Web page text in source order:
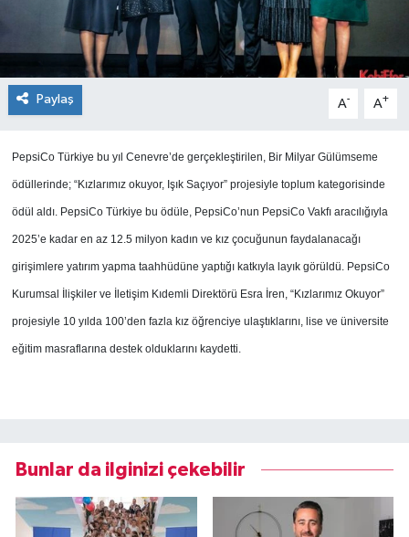
Paylaş A- A+
PepsiCo Türkiye bu yıl Cenevre’de gerçekleştirilen, Bir Milyar Gülümseme
ödüllerinde; “Kızlarımız okuyor, Işık Saçıyor” projesiyle toplum kategorisinde
ödül aldı. PepsiCo Türkiye bu ödüle, PepsiCo’nun PepsiCo Vakfı aracılığıyla
2025’e kadar en az 12.5 milyon kadın ve kız çocuğunun faydalanacağı
girişimlere yatırım yapma taahhüdüne yaptığı katkıyla layık görüldü. PepsiCo
Kurumsal İlişkiler ve İletişim Kıdemli Direktörü Esra İren, “Kızlarımız Okuyor”
projesiyle 10 yılda 100’den fazla kız öğrenciye ulaştıklarını, lise ve üniversite
eğitim masraflarına destek olduklarını kaydetti.
Bunlar da ilginizi çekebilir